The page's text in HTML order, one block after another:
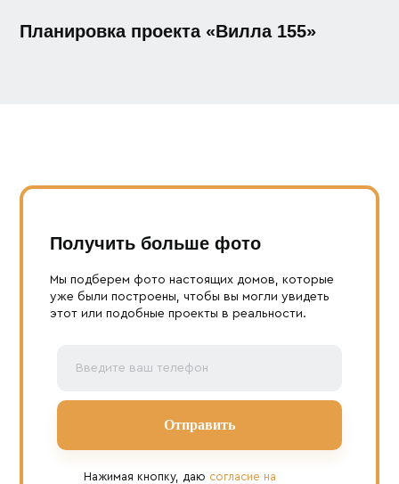
Планировка проекта «Вилла 155»
Получить больше фото
Мы подберем фото настоящих домов, которые
уже были построены, чтобы вы могли увидеть
этот или подобные проекты в реальности.
Нажимая кнопку, даю согласие на